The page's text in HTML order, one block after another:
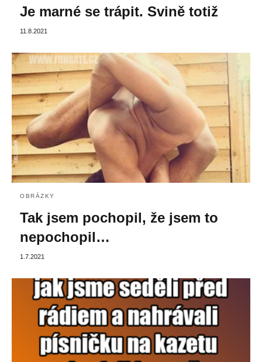
Je marné se trápit. Svině totiž
11.8.2021
OBRÁZKY
Tak jsem pochopil, že jsem to
nepochopil…
1.7.2021